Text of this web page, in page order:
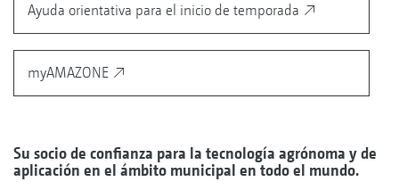
Ayuda orientativa para el inicio de temporada
myAMAZONE
Su socio de confianza para la tecnología agrónoma y de
aplicación en el ámbito municipal en todo el mundo.